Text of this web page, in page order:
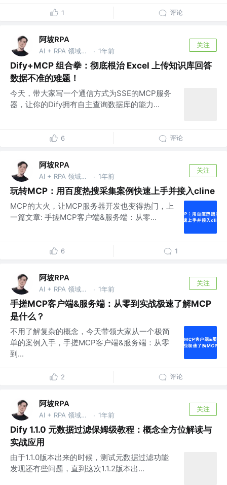
1 评论
阿坡RPA
AI + RPA 领域持续深耕者，专注于分享本地知识库及 AI 自动化工作流实战干货， vx：ao-ai-coding · 1年前
关注
Dify+MCP 组合拳：彻底根治 Excel 上传知识库回答
数据不准的难题！
今天，带大家写一个通信方式为SSE的MCP服务
器，让你的Dify拥有自主查询数据库的能力...
6 评论
阿坡RPA
AI + RPA 领域持续深耕者，专注于分享本地知识库及 AI 自动化工作流实战干货， vx：ao-ai-coding · 1年前
关注
玩转MCP：用百度热搜采集案例快速上手并接入cline
MCP的大火，让MCP服务器开发也变得热门，上
一篇文章: 手搓MCP客户端&服务端：从零...
6 1
阿坡RPA
AI + RPA 领域持续深耕者，专注于分享本地知识库及 AI 自动化工作流实战干货， vx：ao-ai-coding · 1年前
关注
手搓MCP客户端&服务端：从零到实战极速了解MCP
是什么？
不用了解复杂的概念，今天带领大家从一个极简
单的案例入手，手搓MCP客户端&服务端：从零
到...
2 评论
阿坡RPA
AI + RPA 领域持续深耕者，专注于分享本地知识库及 AI 自动化工作流实战干货， vx：ao-ai-coding · 1年前
关注
Dify 1.1.0 元数据过滤保姆级教程：概念全方位解读与
实战应用
由于1.1.0版本出来的时候，测试元数据过滤功能
发现还有些问题，直到这次1.1.2版本出...